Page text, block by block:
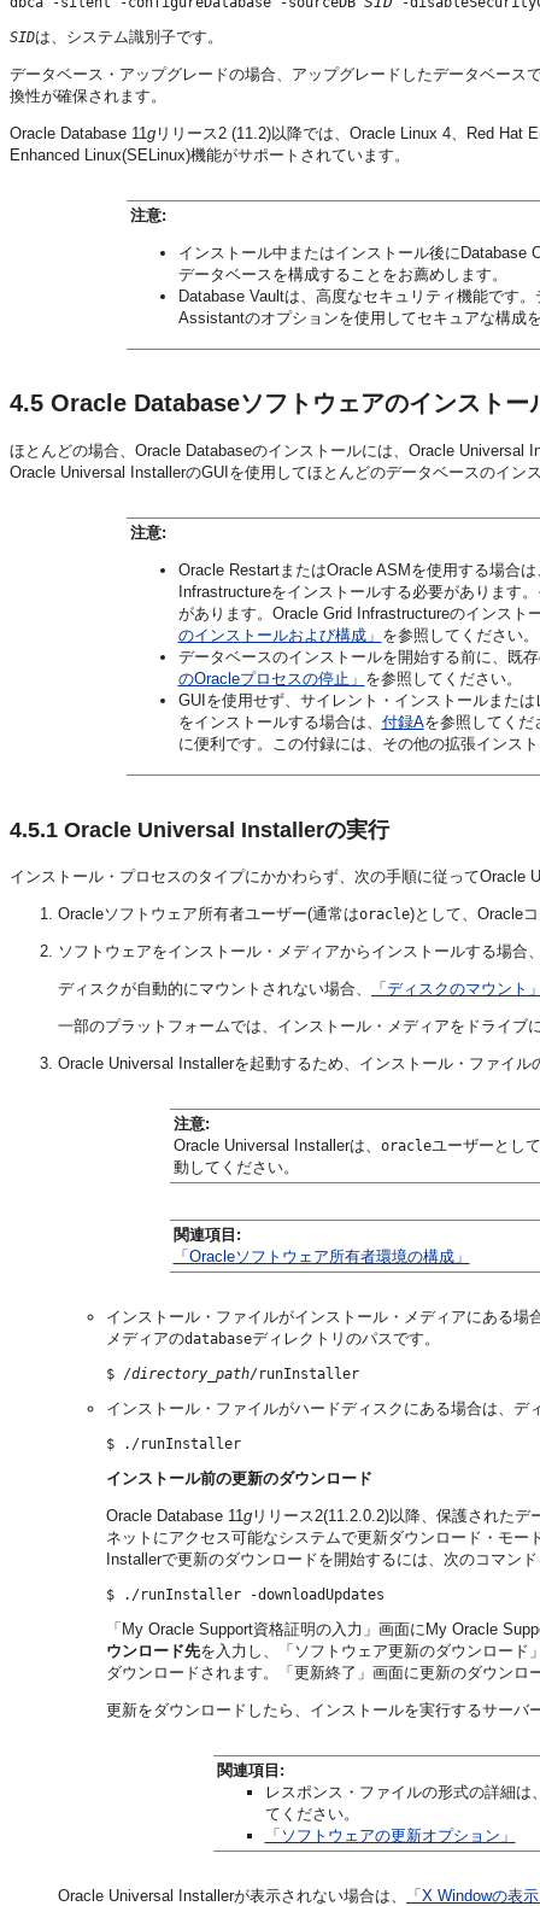
SIDは、システム識別子です。
データベース・アップグレードの場合、アップグレードしたデータベー
換性が確保されます。
Oracle Database 11 g リリース2 (11.2)以降では、Oracle Linux 4、Red Hat
Enhanced Linux(SELinux)機能がサポートされています。
注意:
インストール中またはインストール後にDatabase
データベースを構成することをお薦めします。
Database Vaultは、高度なセキュリティ機能です
Assistantのオプションを使用してセキュアな構成
4.5 Oracle Databaseソフトウェアのインストー
ほとんどの場合、Oracle Databaseのインストールには、Oracle
Oracle Universal InstallerのGUIを使用してほとんどのデータベースのイン
注意:
Oracle RestartまたはOracle ASMを使用する場合
Infrastructureをインストールする必要があります
があります。Oracle Grid Infrastructureのインスト
のインストールおよび構成」 を参照してください。
データベースのインストールを開始する前に、既
のOracleプロセスの停止」 を参照してください。
GUIを使用せず、サイレント・インストールまた
をインストールする場合は、 付録Aを参照してくだ
に便利です。この付録には、その他の拡張インス
4.5.1 Oracle Universal Installerの実行
インストール・プロセスのタイプにかかわらず、次の手順に従って
Oracleソフトウェア所有者ユーザー(通常はoracle)として、Oracle
ソフトウェアをインストール・メディアからインストールする場
ディスクが自動的にマウントされない場合、 「ディスクのマウント
一部のプラットフォームでは、インストール・メディアをドライ
Oracle Universal Installerを起動するため、インストール・ファイ
注意:
Oracle Universal Installerは、 oracleユーザーとし
動してください。
関連項目:
「Oracleソフトウェア所有者環境の構成」
インストール・ファイルがインストール・メディアにある
メディアのdatabaseディレクトリのパスです。
$ /directory_path
インストール・ファイルがハードディスクにある場合は、デ
インストール前の更新のダウンロード
Oracle Database 11 g リリース2(11.2.0.2)以降、保護されたデ
ネットにアクセス可能なシステムで更新ダウンロード・モ
Installerで更新のダウンロードを開始するには、次のコマン
「My Oracle Support資格証明の入力」画面にMy Oracle
ウンロード先を入力し、「ソフトウェア更新のダウンロード
ダウンロードされます。「更新終了」画面に更新のダウンロ
更新をダウンロードしたら、インストールを実行するサー
関連項目:
レスポンス・ファイルの形式の詳細は
てください。
「ソフトウェアの更新オプション」
Oracle Universal Installerが表示されない場合は、
「X Windowの表